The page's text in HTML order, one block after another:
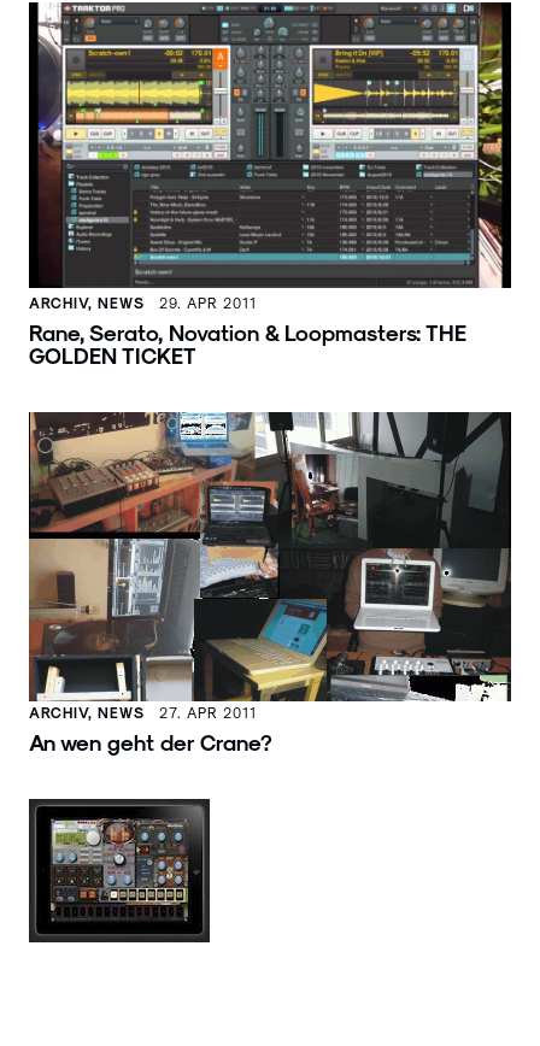
ARCHIV, NEWS 29. APR 2011
Rane, Serato, Novation & Loopmasters: THE
GOLDEN TICKET
ARCHIV, NEWS 27. APR 2011
An wen geht der Crane?